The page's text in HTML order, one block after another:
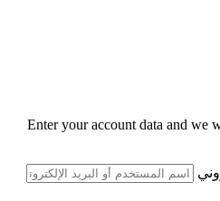
Enter your account data and we